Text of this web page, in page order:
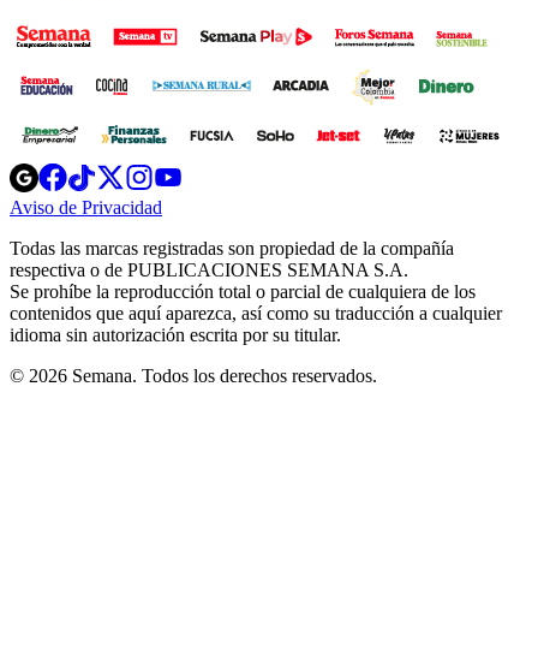
Opens
in
new
Opens
in
new
Opens
in
new
window
Opens
new
windowwindow
Aviso de Privacidad
new
window
Todas las marcas registradas son propiedad de la compañía
respectiva o de PUBLICACIONES SEMANA S.A.
Se prohíbe la reproducción total o parcial de cualquiera de los
contenidos que aquí aparezca, así como su traducción a cualquier
idioma sin autorización escrita por su titular.
© 2026 Semana. Todos los derechos reservados.